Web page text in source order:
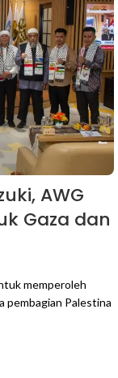
AWG
Gaza dan
memperoleh
pembagian Palestina